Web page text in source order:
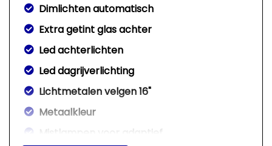
Dimlichten automatisch
Extra getint glas achter
Led achterlichten
Led dagrijverlichting
Lichtmetalen velgen 16"
Metaalkleur
Mistlampen voor adaptief